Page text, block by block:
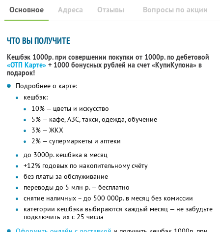
Основное Отзывы Вопросы по акции
Адреса
ЧТО ВЫ ПОЛУЧИТЕ
Кешбэк 1000р. при совершении покупки от 1000р. по дебетовой
«ОТП Карте» + 1000 бонусных рублей на счет «КупиКупона» в
подарок!
Подробнее о карте:
кешбэк:
10% — цветы и искусство
5% — кафе, АЗС, такси, одежда, обучение
3% — ЖКХ
2% — супермаркеты и аптеки
до 3000р. кешбэка в месяц
+12% годовых по накопительному счёту
без платы за обслуживание
переводы до 5 млн р. — бесплатно
снятие наличных – до 500 000р. в месяц без комиссии
категории кешбэка выбираются каждый месяц — не забудьте
подключить их с 25 числа